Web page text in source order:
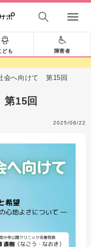
ども 障害者
会へ向けて 第15回
15回
2025/08/22